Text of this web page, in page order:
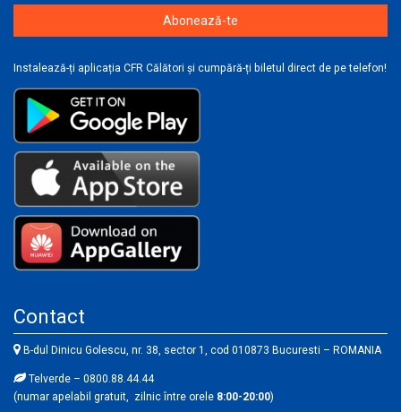
Instalează-ți aplicația CFR Călători și cumpără-ți biletul direct de pe telefon!
Contact
B-dul Dinicu Golescu, nr. 38, sector 1, cod 010873 Bucuresti – ROMANIA
Telverde – 0800.88.44.44
(numar apelabil gratuit, zilnic între orele 8:00-20:00)